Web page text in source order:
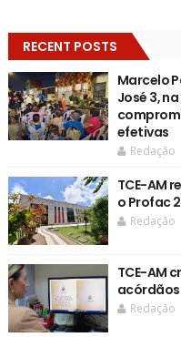
RECENT POSTS
Marcelo
José 3,
efetivas
Redação
TCE-AM
o Profac
Redação
TCE-AM
acórdãos
Redação